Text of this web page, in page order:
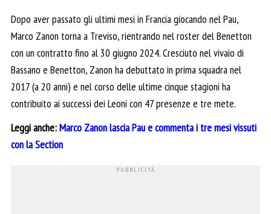
Dopo aver passato gli ultimi mesi in Francia giocando nel Pau,
Marco Zanon torna a Treviso, rientrando nel roster del Benetton
con un contratto fino al 30 giugno 2024. Cresciuto nel vivaio di
Bassano e Benetton, Zanon ha debuttato in prima squadra nel
2017 (a 20 anni) e nel corso delle ultime cinque stagioni ha
contribuito ai successi dei Leoni con 47 presenze e tre mete.
Leggi anche:Marco Zanon lascia Pau e commenta i tre mesi vissuti
con la Section